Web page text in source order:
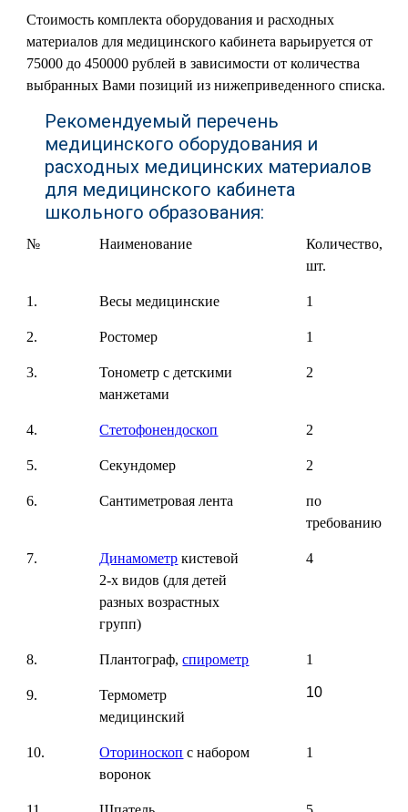
Стоимость комплекта оборудования и расходных
материалов для медицинского кабинета варьируется от
75000 до 450000 рублей в зависимости от количества
выбранных Вами позиций из нижеприведенного списка.
Рекомендуемый перечень
медицинского оборудования и
расходных медицинских материалов
для медицинского кабинета
школьного образования:
№ Наименование
Количество,
шт.
1. Весы медицинские 1
2. Ростомер 1
3.
Тонометр с детскими
манжетами
2
4. Стетофонендоскоп 2
5. Секундомер 2
6. Сантиметровая лента
по
требованию
7. Динамометр кистевой
2-х видов (для детей
разных возрастных
групп)
4
8. Плантограф,спирометр 1
9.
Термометр
медицинский
10
10. Оториноскоп с набором
воронок
1